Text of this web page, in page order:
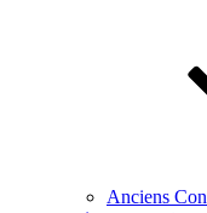
Anciens